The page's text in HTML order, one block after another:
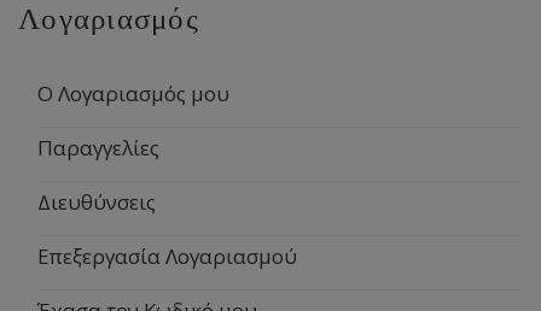
Λογαριασμός
Ο Λογαριασμός μου
Παραγγελίες
Διευθύνσεις
Επεξεργασία Λογαριασμού